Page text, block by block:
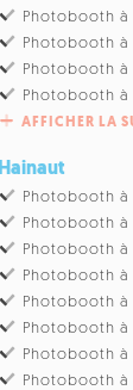
Photobooth à
Photobooth à
Photobooth à
Photobooth à
AFFICHER LA
Hainaut
Photobooth à
Photobooth à
Photobooth à
Photobooth à
Photobooth à
Photobooth à
Photobooth à
Photobooth à